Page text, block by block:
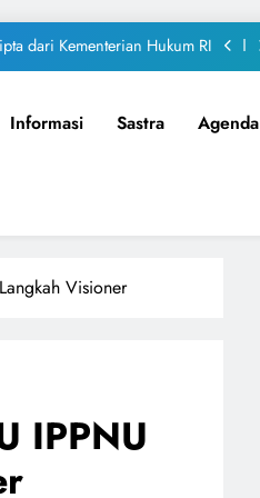
Berbagi Telur untuk Santri
Digelar, Farel dan Nisa Terpilih
Berbagi Telur untuk Santri
Lahirkan Kepemimpinan Baru
Informasi Sastra Agenda
Visioner
IPPNU